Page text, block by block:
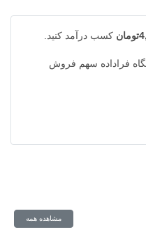
کسب درآمد کنید.
فراداده سهم فروش
مشاهده همه